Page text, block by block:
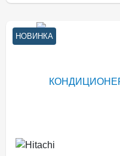
НОВИНКА